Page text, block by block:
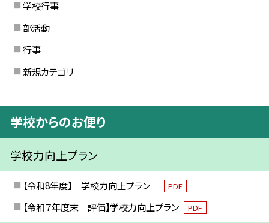
学校行事
部活動
行事
新規カテゴリ
学校からのお便り
学校力向上プラン
【令和8年度】 学校力向上プラン PDF
【令和７年度末 評価】学校力向上プラン PDF